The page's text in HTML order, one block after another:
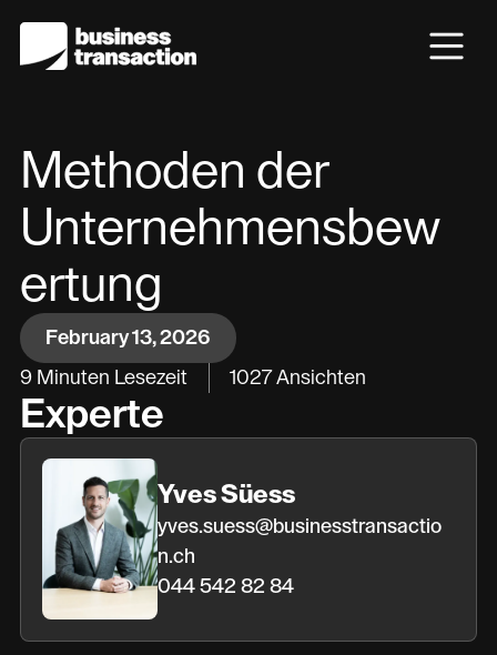
Methoden der
Unternehmensbew
ertung
February 13, 2026
9 Minuten Lesezeit 1027 Ansichten
Experte
Yves Süess
yves.suess@businesstransactio
n.ch
044 542 82 84